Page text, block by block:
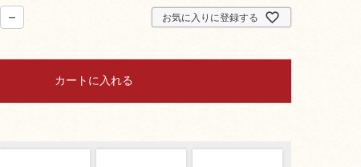
お気に入りに登録する
カートに入れる